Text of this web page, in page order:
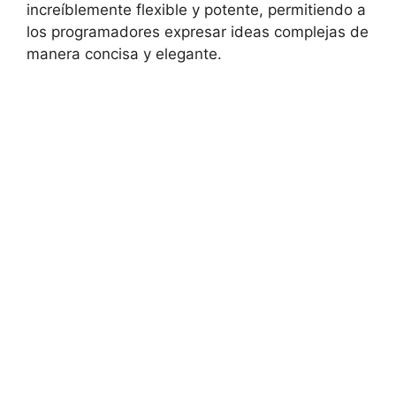
increíblemente flexible y potente, permitiendo a
los programadores expresar ideas complejas de
manera concisa y elegante.